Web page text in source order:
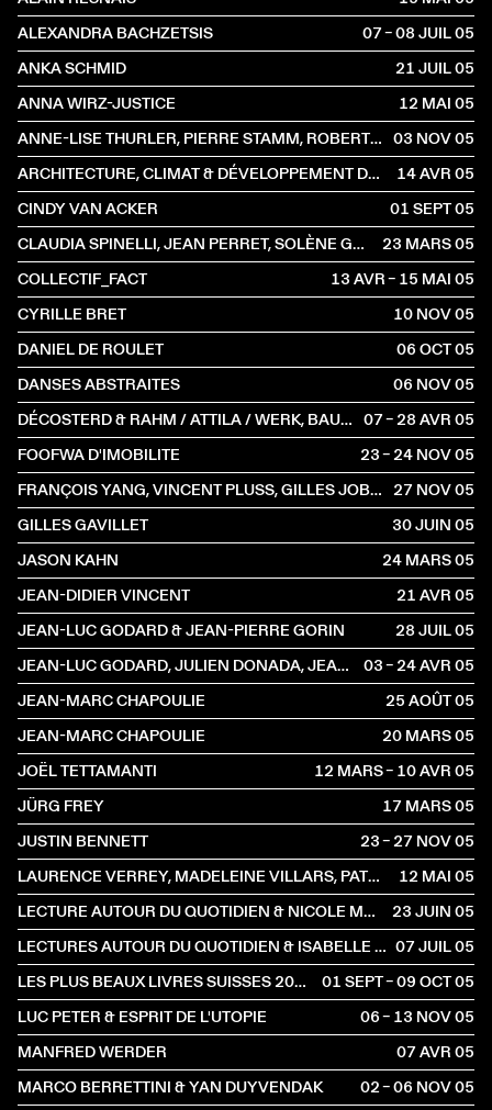
ALEXANDRA BACHZETSIS
07 – 08 JUIL2005
ANKA SCHMID
21 JUIL2005
ANNA WIRZ-JUSTICE
12 MAI2005
ANNE-LISE THURLER, PIERRE STAMM, ROBERT WALSER, MATHIEU BERTHOLET 03 NOV2005
ARCHITECTURE, CLIMAT & DÉVELOPPEMENT DURABLE
14 AVR2005
CINDY VAN ACKER
01 SEPT2005
CLAUDIA SPINELLI, JEAN PERRET, SOLÈNE GUILLIER& NICOLAS TREMBLEY
23 MARS2005
COLLECTIF_FACT
13 AVR – 15 MAI2005
CYRILLE BRET
10 NOV2005
DANIEL DE ROULET
06 OCT2005
DANSES ABSTRAITES
06 NOV2005
DÉCOSTERD & RAHM / ATTILA / WERK, BAUEN + WOHNEN 07 – 28 AVR2005
FOOFWA D'IMOBILITE
23 – 24 NOV2005
FRANÇOIS YANG, VINCENT PLUSS, GILLES JOBIN, DARIA MARTIN, CHARLES ATLAS 27 NOV2005
GILLES GAVILLET
30 JUIN2005
JASON KAHN
24 MARS2005
JEAN-DIDIER VINCENT
21 AVR2005
JEAN-LUC GODARD & JEAN-PIERRE GORIN
28 JUIL2005
JEAN-LUC GODARD, JULIEN DONADA, JEAN-MARC CHAPOULIE
03 – 24 AVR2005
JEAN-MARC CHAPOULIE
25 AOÛT2005
JEAN-MARC CHAPOULIE
20 MARS2005
JOËL TETTAMANTI
12 MARS – 10 AVR2005
JÜRG FREY
17 MARS2005
JUSTIN BENNETT
23 – 27 NOV2005
LAURENCE VERREY, MADELEINE VILLARS, PATRICK AMSTUTZ
12 MAI2005
LECTURE AUTOUR DU QUOTIDIEN & NICOLE MÜLLER
23 JUIN2005
LECTURES AUTOUR DU QUOTIDIEN & ISABELLE FLÜKIGER 07 JUIL2005
LES PLUS BEAUX LIVRES SUISSES 2004
01 SEPT – 09 OCT2005
LUC PETER & ESPRIT DE L'UTOPIE
06 – 13 NOV2005
MANFRED WERDER
07 AVR2005
MARCO BERRETTINI & YAN DUYVENDAK
02 – 06 NOV2005